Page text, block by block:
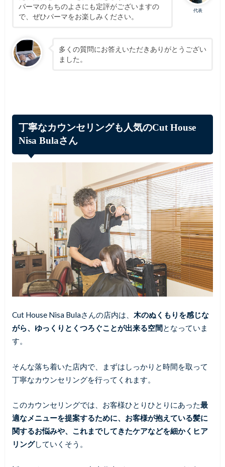
代表
パーマのもちのよさにも定評がございますの
で、ぜひパーマをお楽しみください。
多くの質問にお答えいただきありがとうござい
ました。
丁寧なカウンセリングも人気のCut House
Nisa Bulaさん
Cut House Nisa Bulaさんの店内は、 木のぬくもりを感じな
がら、ゆっくりとくつろぐことが出来る空間となっていま
す。
そんな落ち着いた店内で、まずはしっかりと時間を取って
丁寧なカウンセリングを行ってくれます。
このカウンセリングでは、お客様ひとりひとりにあった最
適なメニューを提案するために、お客様が抱えている髪に
関するお悩みや、これまでしてきたケアなどを細かくヒア
リングしていくそう。